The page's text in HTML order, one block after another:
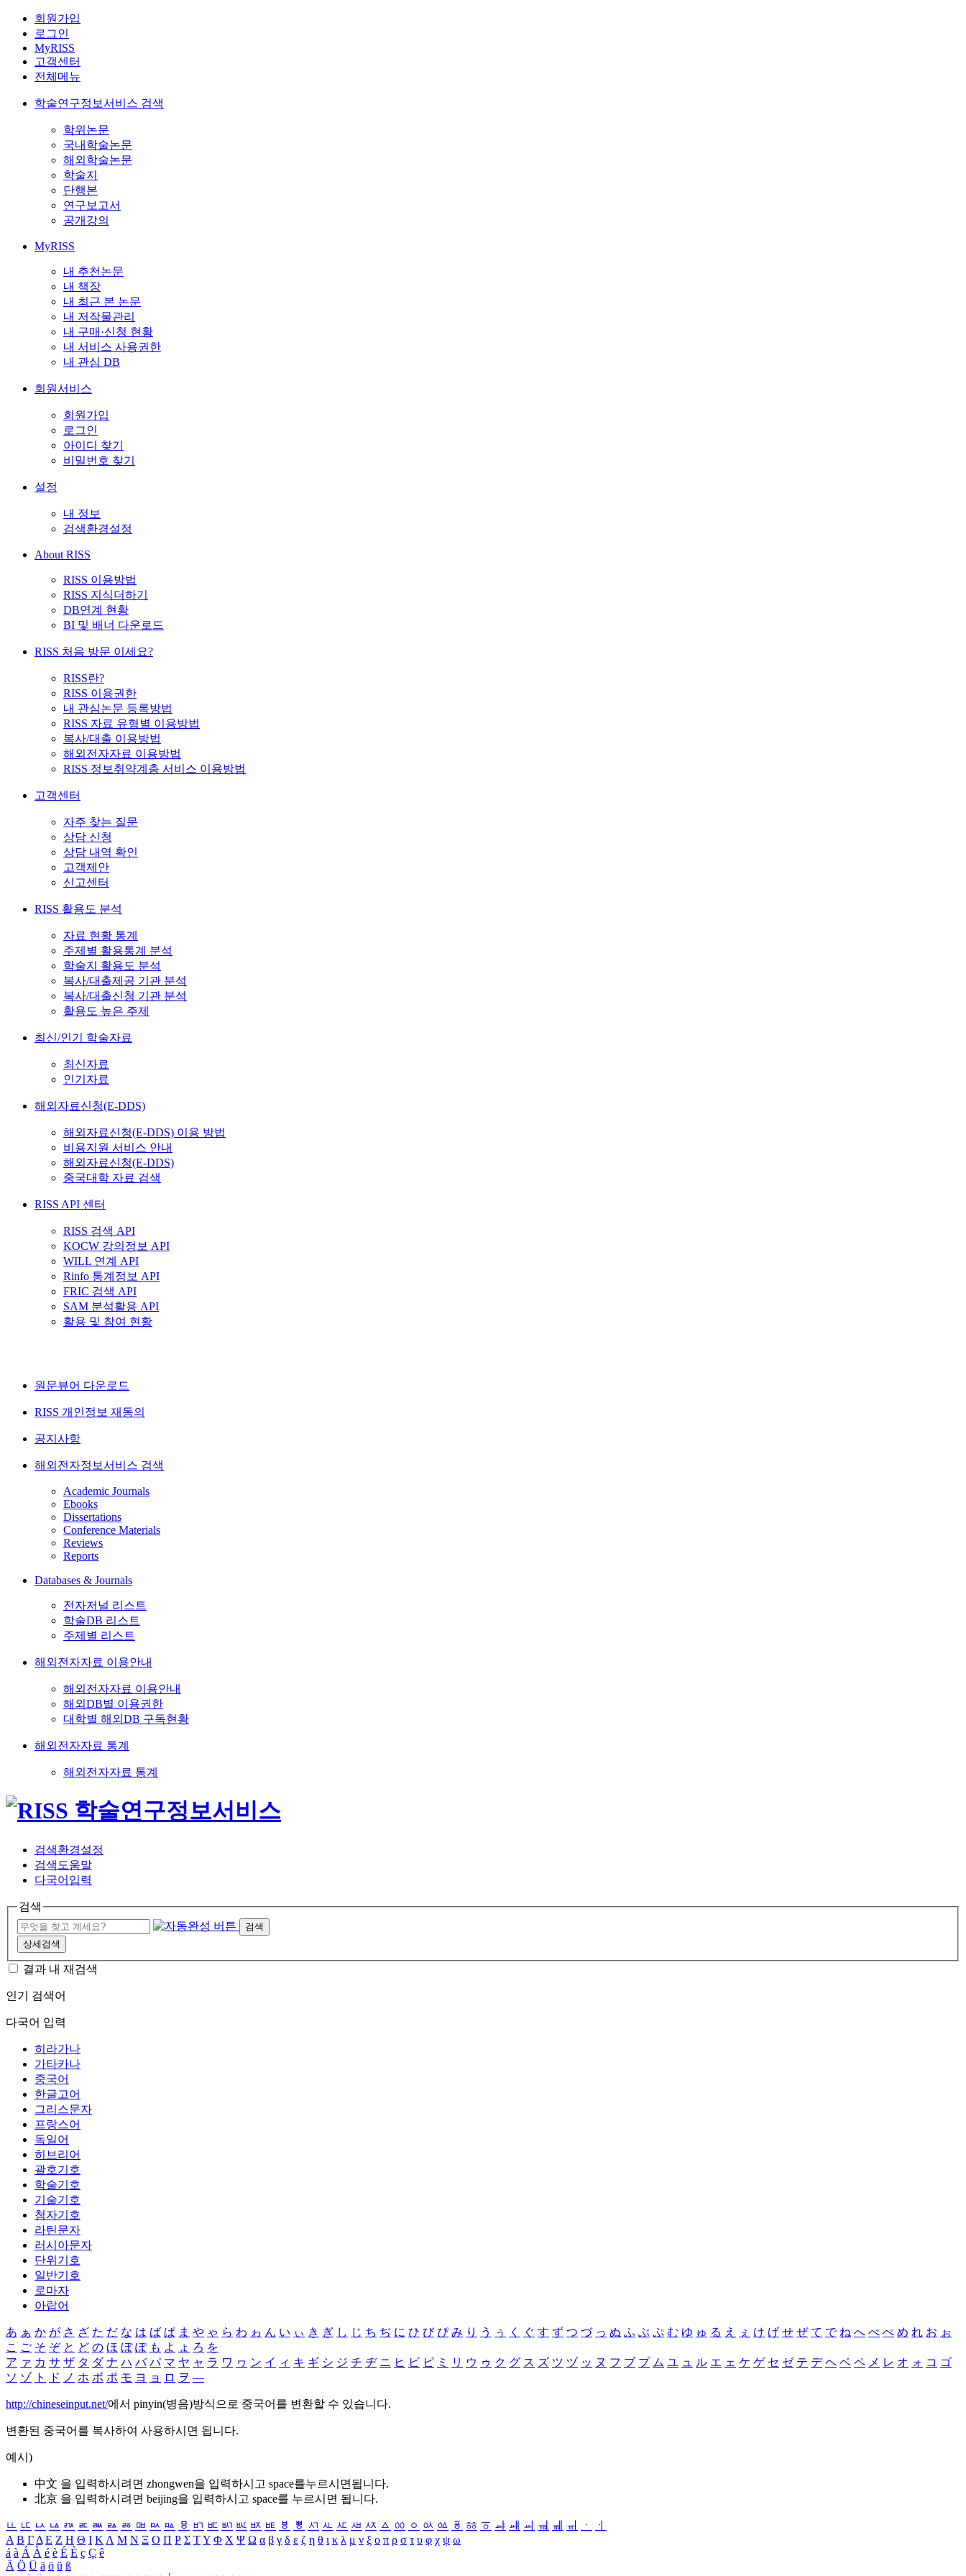
회원가입
로그인
MyRISS
고객센터
전체메뉴
학술연구정보서비스 검색
학위논문
국내학술논문
해외학술논문
학술지
단행본
연구보고서
공개강의
MyRISS
내 추천논문
내 책장
내 최근 본 논문
내 저작물관리
내 구매·신청 현황
내 서비스 사용권한
내 관심 DB
회원서비스
회원가입
로그인
아이디 찾기
비밀번호 찾기
설정
내 정보
검색환경설정
About RISS
RISS 이용방법
RISS 지식더하기
DB연계 현황
BI 및 배너 다운로드
RISS 처음 방문 이세요?
RISS란?
RISS 이용권한
내 관심논문 등록방법
RISS 자료 유형별 이용방법
복사/대출 이용방법
해외전자자료 이용방법
RISS 정보취약계층 서비스 이용방법
고객센터
자주 찾는 질문
상담 신청
상담 내역 확인
고객제안
신고센터
RISS 활용도 분석
자료 현황 통계
주제별 활용통계 분석
학술지 활용도 분석
복사/대출제공 기관 분석
복사/대출신청 기관 분석
활용도 높은 주제
최신/인기 학술자료
최신자료
인기자료
해외자료신청(E-DDS)
해외자료신청(E-DDS) 이용 방법
비용지원 서비스 안내
해외자료신청(E-DDS)
중국대학 자료 검색
RISS API 센터
RISS 검색 API
KOCW 강의정보 API
WILL 연계 API
Rinfo 통계정보 API
FRIC 검색 API
SAM 분석활용 API
활용 및 참여 현황
원문뷰어 다운로드
RISS 개인정보 재동의
공지사항
해외전자정보서비스 검색
Academic Journals
Ebooks
Dissertations
Conference Materials
Reviews
Reports
Databases & Journals
전자저널 리스트
학술DB 리스트
주제별 리스트
해외전자자료 이용안내
해외전자자료 이용안내
해외DB별 이용권한
대학별 해외DB 구독현황
해외전자자료 통계
해외전자자료 통계
검색환경설정
검색도움말
다국어입력
검색
검색
상세검색
결과 내 재검색
인기 검색어
다국어 입력
히라가나
가타카나
중국어
한글고어
그리스문자
프랑스어
독일어
히브리어
괄호기호
학술기호
기술기호
첨자기호
라틴문자
러시아문자
단위기호
일반기호
로마자
아랍어
あ ぁ か が さ ざ た だ な は ば ぱ ま や ゃ ら わ ゎ ん い ぃ き ぎ し じ ち ぢ に ひ び ぴ み り う ぅ く ぐ す ず つ づ っ ぬ ふ ぶ ぷ む ゆ ゅ る え ぇ け げ せ ぜ て で ね へ べ ぺ め れ お ぉ
こ ご そ ぞ と ど の ほ ぼ ぽ も よ ょ ろ を
ア ァ カ サ ザ タ ダ ナ ハ バ パ マ ヤ ャ ラ ワ ヮ ン イ ィ キ ギ シ ジ チ ヂ ニ ヒ ビ ピ ミ リ ウ ゥ ク グ ス ズ ツ ヅ ッ ヌ フ ブ プ ム ユ ュ ル エ ェ ケ ゲ セ ゼ テ デ ヘ ベ ペ メ レ オ ォ コ ゴ
ソ ゾ ト ド ノ ホ ボ ポ モ ヨ ョ ロ ヲ ―
http://chineseinput.net/에서 pinyin(병음)방식으로 중국어를 변환할 수 있습니다.
변환된 중국어를 복사하여 사용하시면 됩니다.
예시)
中文 을 입력하시려면 zhongwen을 입력하시고 space를누르시면됩니다.
北京 을 입력하시려면 beijing을 입력하시고 space를 누르시면 됩니다.
ㅥ ㅦ ㅧ ㅨ ㅩ ㅪ ㅫ ㅬ ㅭ ㅮ ㅯ ㅰ ㅱ ㅲ ㅳ ㅴ ㅵ ㅶ ㅷ ㅸ ㅹ ㅺ ㅻ ㅼ ㅽ ㅾ ㅿ ㆀ ㆁ ㆂ ㆃ ㆄ ㆅ ㆆ ㆇ ㆈ ㆉ ㆊ ㆋ ㆌ ㆍ
ㆎ
Α Β ΓΔ Ε Ζ Η Θ Ι ΚΛ Μ Ν Ξ Ο Π Ρ Σ ΤΥ Φ Χ Ψ Ω α β γ δ ε ζ η θ ι κ λ μ ν ξ ο π ρ σ τ υ φ χ ψ ω
á à Á À é è É È ç Ç ê
Ä Ö Ü ä ö ü ß